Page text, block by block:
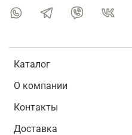
Каталог
О компании
Контакты
Доставка